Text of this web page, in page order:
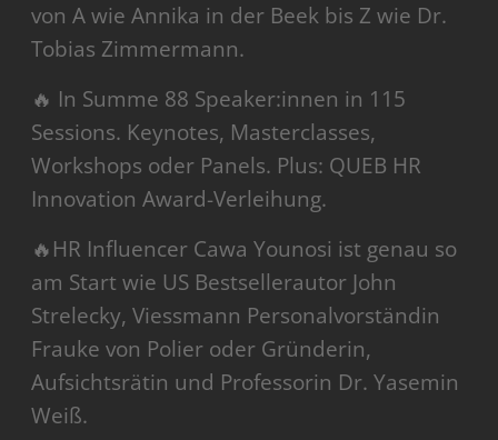
von A wie Annika in der Beek bis Z wie Dr.
Tobias Zimmermann.
🔥 In Summe 88 Speaker:innen in 115
Sessions. Keynotes, Masterclasses,
Workshops oder Panels. Plus: QUEB HR
Innovation Award-Verleihung.
🔥HR Influencer Cawa Younosi ist genau so
am Start wie US Bestsellerautor John
Strelecky, Viessmann Personalvorständin
Frauke von Polier oder Gründerin,
Aufsichtsrätin und Professorin Dr. Yasemin
Weiß.